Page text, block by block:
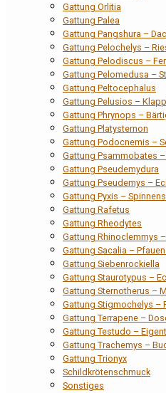
Gattung Orlitia
Gattung Palea
Gattung Pangshura –
Gattung Pelochelys –
Gattung Pelodiscus –
Gattung Pelomedusa –
Gattung Peltocephalus
Gattung Pelusios –
Gattung Phrynops –
Gattung Platysternon
Gattung Podocnemis –
Gattung Psammobates
Gattung Pseudemydura
Gattung Pseudemys –
Gattung Pyxis –
Gattung Rafetus
Gattung Rheodytes
Gattung Rhinoclemmys
Gattung Sacalia –
Gattung Siebenrockiella
Gattung Staurotypus –
Gattung Sternotherus –
Gattung Stigmochelys –
Gattung Terrapene –
Gattung Testudo –
Gattung Trachemys –
Gattung Trionyx
Schildkrötenschmuck
Sonstiges